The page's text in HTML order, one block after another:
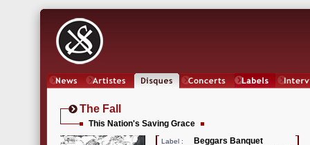
The Fall
This Nation's Saving Grace
Label : Beggars Banquet